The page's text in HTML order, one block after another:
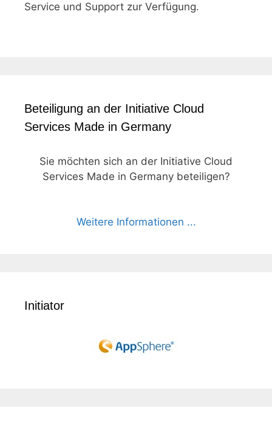
Service und Support zur Verfügung.
Beteiligung an der Initiative Cloud
Services Made in Germany
Sie möchten sich an der Initiative Cloud
Services Made in Germany beteiligen?
Weitere Informationen ...
Initiator